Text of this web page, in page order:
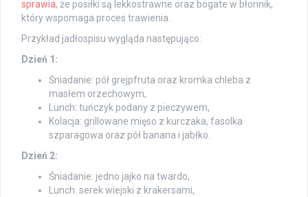
sprawia, że posiłki są lekkostrawne oraz bogate w błonnik,
który wspomaga proces trawienia.
Przykład jadłospisu wygląda następująco:
Dzień 1:
Śniadanie: pół grejpfruta oraz kromka chleba z
masłem orzechowym,
Lunch: tuńczyk podany z pieczywem,
Kolacja: grillowane mięso z kurczaka, fasolka
szparagowa oraz pół banana i jabłko.
Dzień 2:
Śniadanie: jedno jajko na twardo,
Lunch: serek wiejski z krakersami,